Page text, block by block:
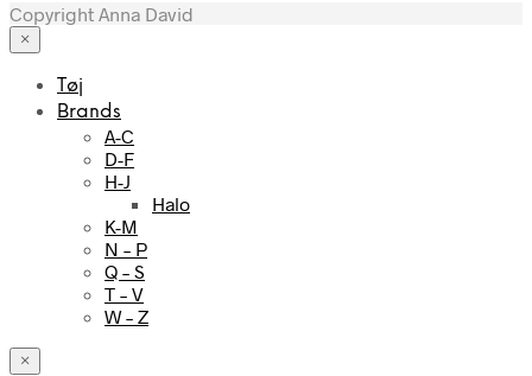
Copyright Anna David
×
Tøj
Brands
A-C
D-F
H-J
Halo
K-M
N – P
Q – S
T – V
W – Z
×